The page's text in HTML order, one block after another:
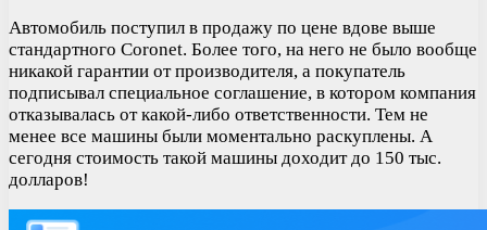
Автомобиль поступил в продажу по цене вдове выше
стандартного Coronet. Более того, на него не было вообще
никакой гарантии от производителя, а покупатель
подписывал специальное соглашение, в котором компания
отказывалась от какой-либо ответственности. Тем не
менее все машины были моментально раскуплены. А
сегодня стоимость такой машины доходит до 150 тыс.
долларов!